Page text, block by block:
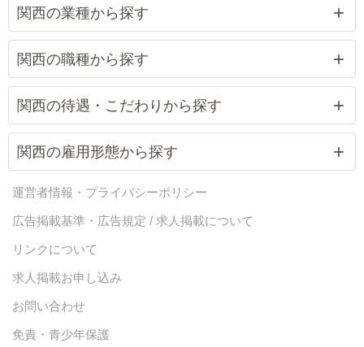
関西の業種から探す
関西の職種から探す
関西の待遇・こだわりから探す
関西の雇用形態から探す
運営者情報・プライバシーポリシー
広告掲載基準・広告規定 / 求人掲載について
リンクについて
求人掲載お申し込み
お問い合わせ
免責・青少年保護